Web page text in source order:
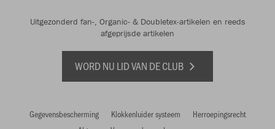
Uitgezonderd fan-, Organic- & Doubletex-artikelen en reeds
afgeprijsde artikelen
WORD NU LID VAN DE CLUB
Gegevensbescherming Klokkenluider systeem
Herroepingsrecht